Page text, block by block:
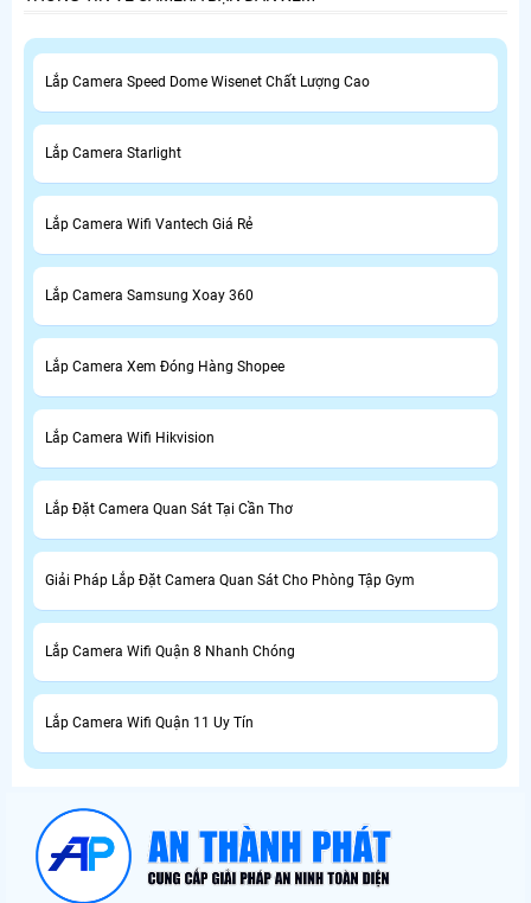
Lắp Camera Speed Dome Wisenet Chất Lượng Cao
Lắp Camera Starlight
Lắp Camera Wifi Vantech Giá Rẻ
Lắp Camera Samsung Xoay 360
Lắp Camera Xem Đóng Hàng Shopee
Lắp Camera Wifi Hikvision
Lắp Đặt Camera Quan Sát Tại Cần Thơ
Giải Pháp Lắp Đặt Camera Quan Sát Cho Phòng Tập Gym
Lắp Camera Wifi Quận 8 Nhanh Chóng
Lắp Camera Wifi Quận 11 Uy Tín